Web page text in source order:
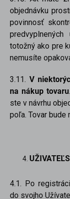
objednávku
povinnosť
totožný ako pre
nemusíte
3.11. V
na nákup tovaru
ste v návrhu
poľa. Tovar
4.1. Po
do svojho